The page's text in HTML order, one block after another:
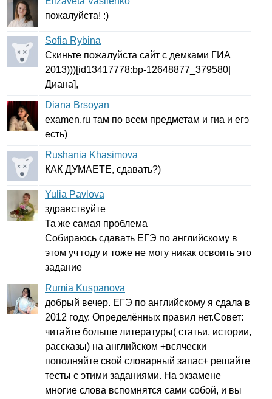
пожалуйста! :)
Sofia Rybina
Скиньте пожалуйста сайт с демками ГИА
2013)))[id13417778:bp-12648877_379580|
Диана],
Diana Brsoyan
examen.ru там по всем предметам и гиа и егэ
есть)
Rushania Khasimova
КАК ДУМАЕТЕ, сдавать?)
Yulia Pavlova
здравствуйте
Та же самая проблема
Собираюсь сдавать ЕГЭ по английскому в
этом уч году и тоже не могу никак освоить это
задание
Rumia Kuspanova
добрый вечер. ЕГЭ по английскому я сдала в
2012 году. Определённых правил нет.Совет:
читайте больше литературы( статьи, истории,
рассказы) на английском +всячески
пополняйте свой словарный запас+ решайте
тесты с этими заданиями. На экзамене
многие слова вспомнятся сами собой, и вы